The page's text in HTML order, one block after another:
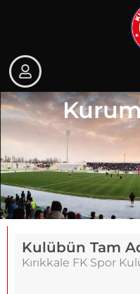
Kulübün Tam
Kırıkkale FK Spor